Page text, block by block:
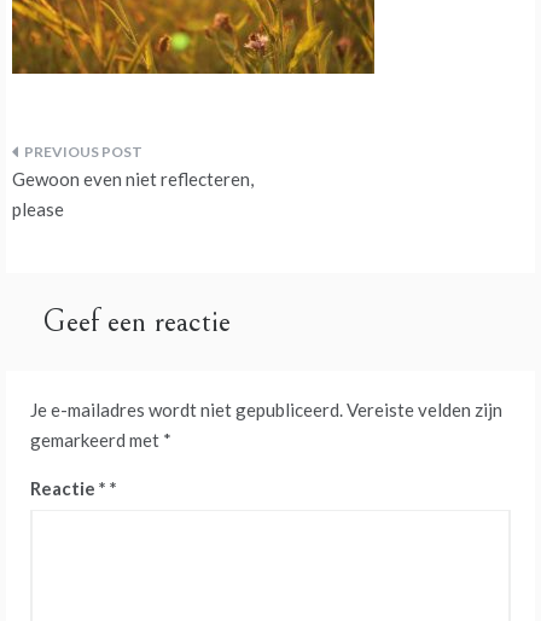
Bericht
navigatie
Gewoon even niet reflecteren,
please
Geef een reactie
Je e-mailadres wordt niet gepubliceerd.Vereiste velden zijn
gemarkeerd met *
Reactie *